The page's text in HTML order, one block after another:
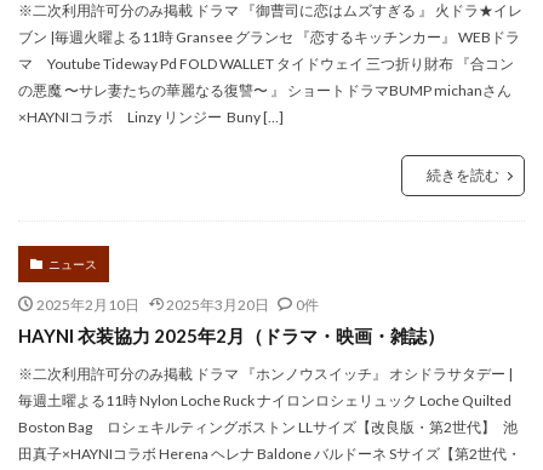
※二次利用許可分のみ掲載 ドラマ 『御曹司に恋はムズすぎる 』 火ドラ★イレ
ブン |毎週火曜よる11時 Gransee グランセ 『恋するキッチンカー』 WEBドラ
マ Youtube Tideway Pd FOLD WALLET タイドウェイ 三つ折り財布 『合コン
の悪魔 〜サレ妻たちの華麗なる復讐〜 』 ショートドラマBUMP michanさん
×HAYNIコラボ Linzy リンジー Buny […]
続きを読む
ニュース
2025年2月10日 2025年3月20日 0件
HAYNI 衣装協力 2025年2月（ドラマ・映画・雑誌）
※二次利用許可分のみ掲載 ドラマ 『ホンノウスイッチ』 オシドラサタデー |
毎週土曜よる11時 Nylon Loche Ruck ナイロンロシェリュック Loche Quilted
Boston Bag ロシェキルティングボストン LLサイズ【改良版・第2世代】 池
田真子×HAYNIコラボ Herena ヘレナ Baldone バルドーネ Sサイズ【第2世代・